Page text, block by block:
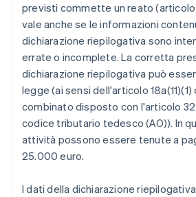
previsti commette un reato (articolo
vale anche se le informazioni
dichiarazione riepilogativa sono
errate o incomplete. La corretta
dichiarazione riepilogativa può
legge (ai sensi dell'articolo 18a(11)(1)
combinato disposto con l'articolo
codice tributario tedesco (AO)). In
attività possono essere tenute a
25.000 euro.
I dati della dichiarazione